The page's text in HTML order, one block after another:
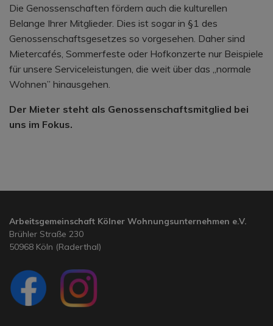
Die Genossenschaften fördern auch die kulturellen
Belange Ihrer Mitglieder. Dies ist sogar in §1 des
Genossenschaftsgesetzes so vorgesehen. Daher sind
Mietercafés, Sommerfeste oder Hofkonzerte nur Beispiele
für unsere Serviceleistungen, die weit über das „normale
Wohnen” hinausgehen.
Der Mieter steht als Genossenschaftsmitglied bei
uns im Fokus.
Arbeitsgemeinschaft Kölner Wohnungsunternehmen e.V.
Brühler Straße 230
50968 Köln (Raderthal)